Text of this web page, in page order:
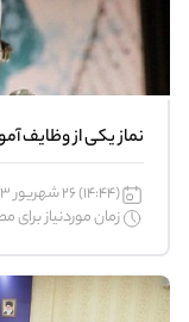
نماز یکی از وظایف
(14:44) 26 شهریور 1403
زمان موردنیاز برای مطالعه